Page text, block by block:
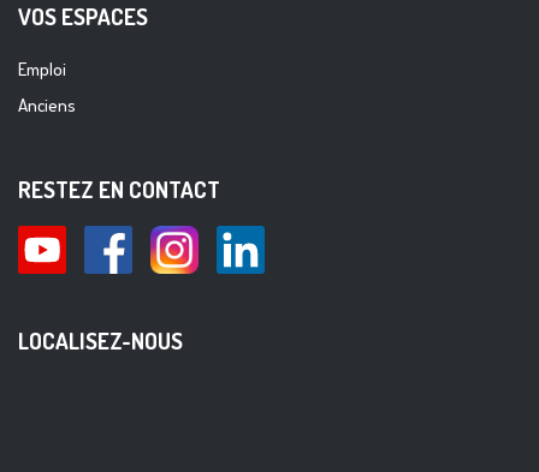
VOS ESPACES
Emploi
Anciens
RESTEZ EN CONTACT
LOCALISEZ-NOUS